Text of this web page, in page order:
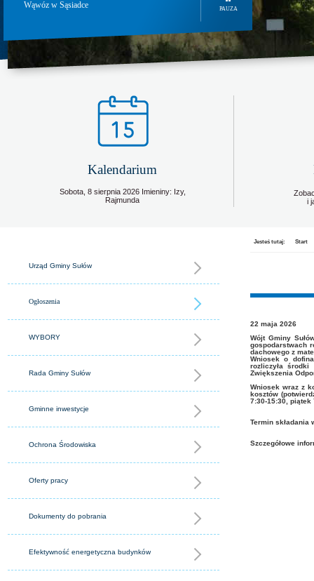
Wąwóz w Sąsiadce PAUZA
Kalendarium
Sobota, 8 sierpnia2026 Imieniny: Izy,
Rajmunda
i
Urząd Gminy Sułów
Ogłoszenia
WYBORY
Rada Gminy Sułów
Gminne inwestycje
Ochrona Środowiska
Oferty pracy
Dokumenty do pobrania
Efektywność energetyczna budynków
Jesteś tutaj: Start
22 maja 2026
Wójt Gminy
gospodarstwach
dachowego z
Wniosek o
rozliczyła
Zwiększenia
Wniosek wraz z
kosztów
7:30-15:30, piątek
Termin składania
Szczegółowe